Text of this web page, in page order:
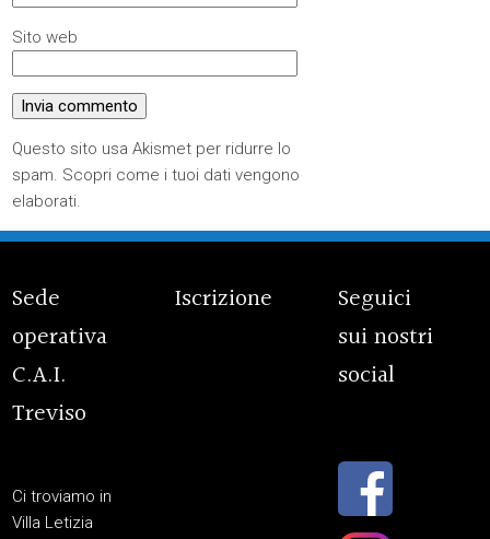
Sito web
Questo sito usa Akismet per ridurre lo
spam. Scopri come i tuoi dati vengono
elaborati.
Sede
operativa
C.A.I.
Treviso
Ci troviamo in
Villa Letizia
Iscrizione
Seguici
sui nostri
social